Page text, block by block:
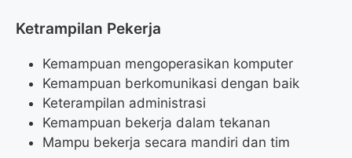
Ketrampilan Pekerja
Kemampuan mengoperasikan komputer
Kemampuan berkomunikasi dengan baik
Keterampilan administrasi
Kemampuan bekerja dalam tekanan
Mampu bekerja secara mandiri dan tim